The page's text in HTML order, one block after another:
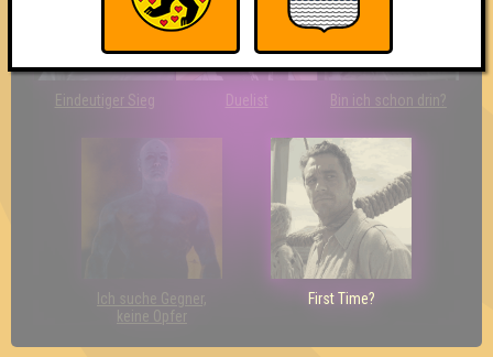
Eindeutiger Sieg Duelist Bin ich schon drin?
Ich suche Gegner,
keine Opfer
First Time?